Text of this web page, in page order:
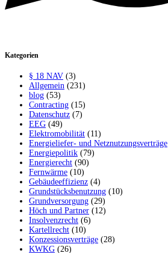
Kategorien
§ 18 NAV (3)
Allgemein (231)
blog (53)
Contracting (15)
Datenschutz (7)
EEG (49)
Elektromobilität (11)
Energieliefer- und Netznutzungsverträge
Energiepolitik (79)
Energierecht (90)
Fernwärme (10)
Gebäudeeffizienz (4)
Grundstücksbenutzung (10)
Grundversorgung (29)
Höch und Partner (12)
Insolvenzrecht (6)
Kartellrecht (10)
Konzessionsverträge (28)
KWKG (26)